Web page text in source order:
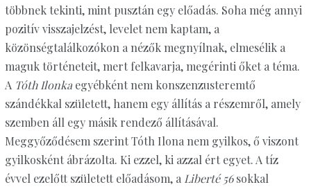
többnek tekinti, mint pusztán egy előadás. Soha még annyi
pozitív visszajelzést, levelet nem kaptam, a
közönségtalálkozókon a nézők megnyílnak, elmesélik a
maguk történeteit, mert felkavarja, megérinti őket a téma.
A Tóth Ilonkaegyébként nem konszenzusteremtő
szándékkal született, hanem egy állítás a részemről, amely
szemben áll egy másik rendező állításával.
Meggyőződésem szerint Tóth Ilona nem gyilkos, ő viszont
gyilkosként ábrázolta. Ki ezzel, ki azzal ért egyet. A tíz
évvel ezelőtt született előadásom, a Liberté 56sokkal